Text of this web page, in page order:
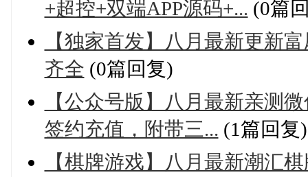
+超控+双端APP源码+... (0篇
【独家首发】八月最新更新
齐全 (0篇回复)
【公众号版】八月最新亲测
签约充值，附带三... (1篇回复)
【棋牌游戏】八月最新潮汇